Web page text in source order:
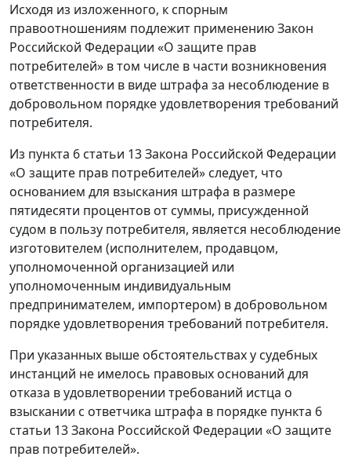
Исходя из изложенного, к спорным
правоотношениям подлежит применению Закон
Российской Федерации «О защите прав
потребителей» в том числе в части возникновения
ответственности в виде штрафа за несоблюдение в
добровольном порядке удовлетворения требований
потребителя.
Из пункта 6 статьи 13 Закона Российской Федерации
«О защите прав потребителей» следует, что
основанием для взыскания штрафа в размере
пятидесяти процентов от суммы, присужденной
судом в пользу потребителя, является несоблюдение
изготовителем (исполнителем, продавцом,
уполномоченной организацией или
уполномоченным индивидуальным
предпринимателем, импортером) в добровольном
порядке удовлетворения требований потребителя.
При указанных выше обстоятельствах у судебных
инстанций не имелось правовых оснований для
отказа в удовлетворении требований истца о
взыскании с ответчика штрафа в порядке пункта 6
статьи 13 Закона Российской Федерации «О защите
прав потребителей».